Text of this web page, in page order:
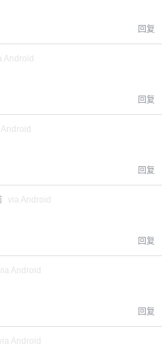
回复
Android
回复
回复
via Android
回复
Android
回复
Android